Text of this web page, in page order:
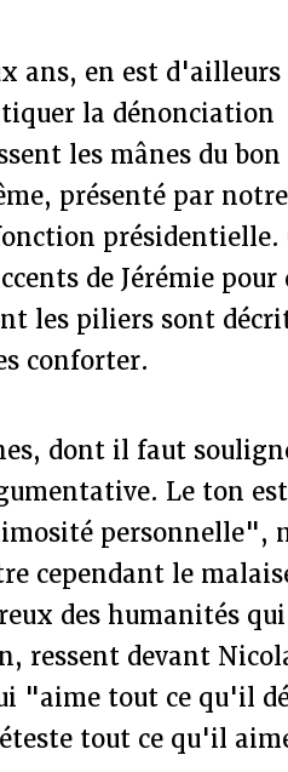
ans, en est d'ailleurs
la dénonciation
les mânes du bon
présenté par
présidentielle.
de Jérémie pour
les piliers sont
conforter.
dont il faut
Le ton
personnelle",
cependant le
des humanités
ressent devant
"aime tout ce qu'il
tout ce qu'il